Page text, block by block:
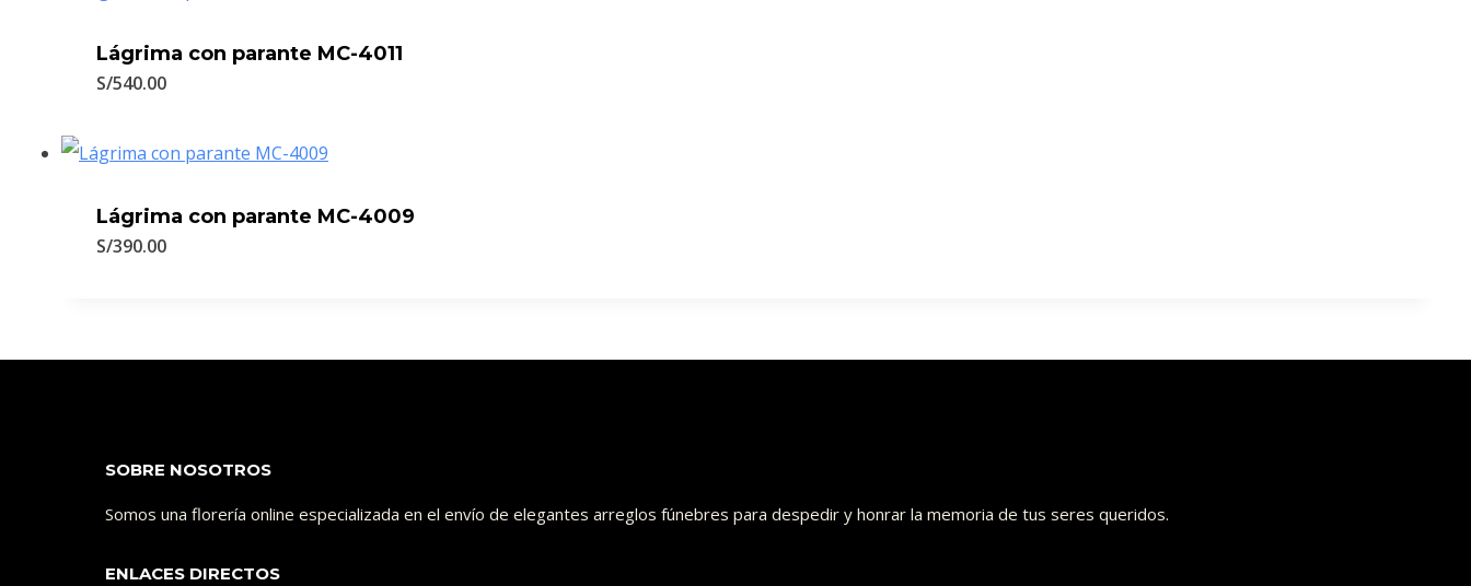
Lágrima con parante MC-4011
S/540.00
Lágrima con parante MC-4009
S/390.00
SOBRE NOSOTROS
Somos una florería online especializada en el envío de elegantes arreglos fúnebres para despedir y honrar la memoria de tus seres queridos.
ENLACES DIRECTOS